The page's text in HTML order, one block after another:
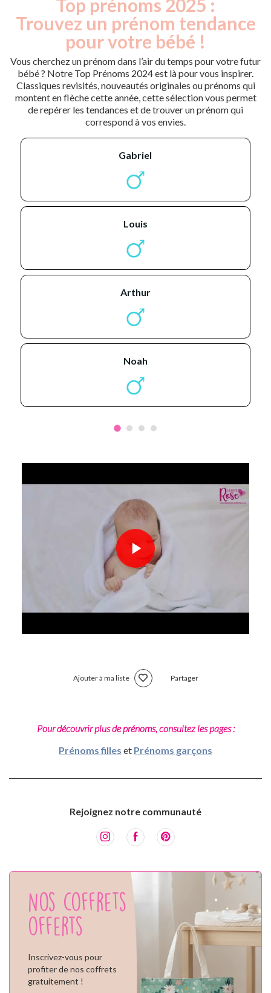
Top prénoms 2025 :
Trouvez un prénom tendance
pour votre bébé !
Vous cherchez un prénom dans l’air du temps pour votre futur
bébé ? Notre Top Prénoms 2024 est là pour vous inspirer.
Classiques revisités, nouveautés originales ou prénoms qui
montent en flèche cette année, cette sélection vous permet
de repérer les tendances et de trouver un prénom qui
correspond à vos envies.
gabriel
louis
arthur
noah
Ajouter à ma liste Partager
Pour découvrir plus de prénoms, consultez les pages :
Prénoms filles et Prénoms garçons
Rejoignez notre communauté
Nos coffrets
offerts
Inscrivez-vous pour
profiter de nos coffrets
gratuitement !